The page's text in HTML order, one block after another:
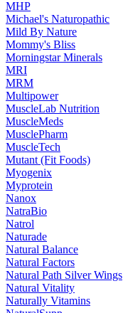
MHP
Michael's Naturopathic
Mild By Nature
Mommy's Bliss
Morningstar Minerals
MRI
MRM
Multipower
MuscleLab Nutrition
MuscleMeds
MusclePharm
MuscleTech
Mutant (Fit Foods)
Myogenix
Myprotein
Nanox
NatraBio
Natrol
Naturade
Natural Balance
Natural Factors
Natural Path Silver Wings
Natural Vitality
Naturally Vitamins